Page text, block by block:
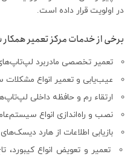
در اولویت قرار داده است.
برخی از خدمات مرکز تعمیر
تعمیر تخصصی مادربرد
عیب‌یابی و تعمیر انواع مشکلات
ارتقاء رم و حافظه داخلی
نصب و راه‌اندازی انواع
بازیابی اطلاعات از هارد
تعمیر و تعویض انواع کیبورد،